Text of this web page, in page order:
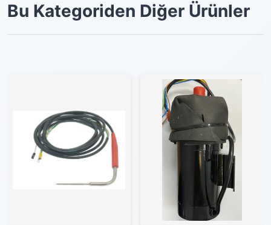
Bu Kategoriden Diğer Ürünler